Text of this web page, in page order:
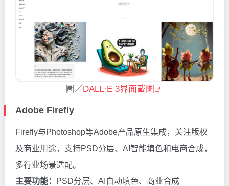
圖／DALL·E 3界面截图
Adobe Firefly
Firefly与Photoshop等Adobe产品原生集成，关注版权
及商业用途，支持PSD分层、AI智能填色和电商合成，
多行业场景适配。
主要功能：
PSD分层、AI自动填色、商业合成